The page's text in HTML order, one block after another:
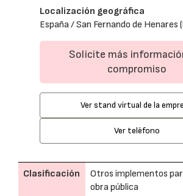
Localización geográfica
España / San Fernando de Henares
Solicite más
compromiso
Ver stand virtual de la
Ver teléfono
Clasificación
Otros implementos
obra pública